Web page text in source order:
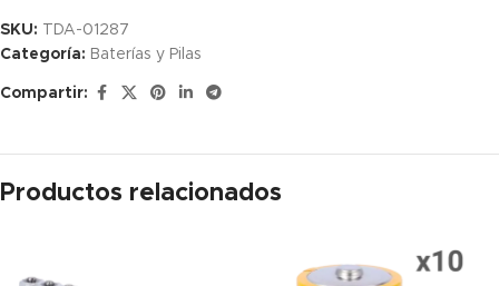
SKU:
TDA-01287
Categoría: Baterías y Pilas
Compartir:
Productos relacionados